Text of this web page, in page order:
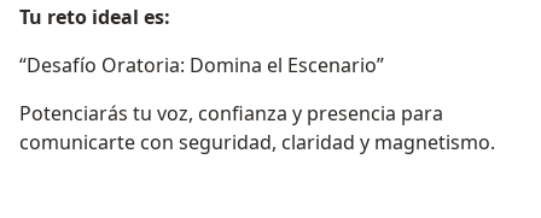
Tu reto ideal es:
“Desafío Oratoria: Domina el Escenario”
Potenciarás tu voz, confianza y presencia para
comunicarte con seguridad, claridad y magnetismo.